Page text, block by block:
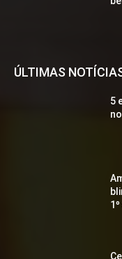
ÚLTIMAS
5